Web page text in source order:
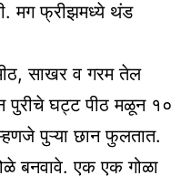
मग फ्रीझमध्ये थंड
साखर व गरम तेल
पुरीचे घट्ट पीठ मळून १०
पुऱ्या छान फुलतात.
बनवावे. एक एक गोळा